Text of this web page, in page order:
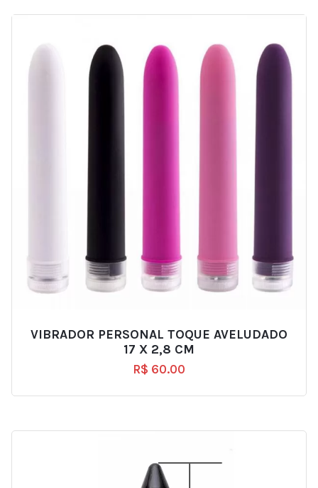
VIBRADOR PERSONAL TOQUE AVELUDADO
17 X 2,8 CM
R$ 60.00